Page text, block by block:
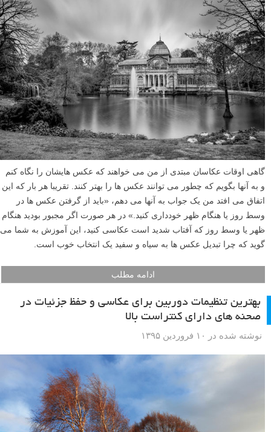
گاهی اوقات عکاسان مبتدی از من می خواهند که عکس هایشان را نگاه کنم
و به آنها بگویم که چطور می توانند عکس ها را بهتر کنند. تقریبا هر بار که این
اتفاق می افتد من یک جواب به آنها می دهم، «باید از گرفتن عکس ها در
وسط روز یا هنگام ظهر خودداری کنید.» در هر صورت اگر مجبور بودید هنگام
ظهر یا وسط روز که آفتاب شدید است عکاسی کنید، این آموزش به شما می
گوید که چرا تبدیل عکس ها به سیاه و سفید یک انتخاب خوب است.
ادامه مطلب
بهترین تنظیمات دوربین برای عکاسی و حفظ جزئیات در
صحنه های دارای کنتراست بالا
نوشته شده در ۱۰ فروردین ۱۳۹۵